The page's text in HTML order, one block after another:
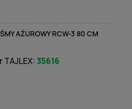
AŻUROWY RCW-3 80 CM
TAJLEX:35616